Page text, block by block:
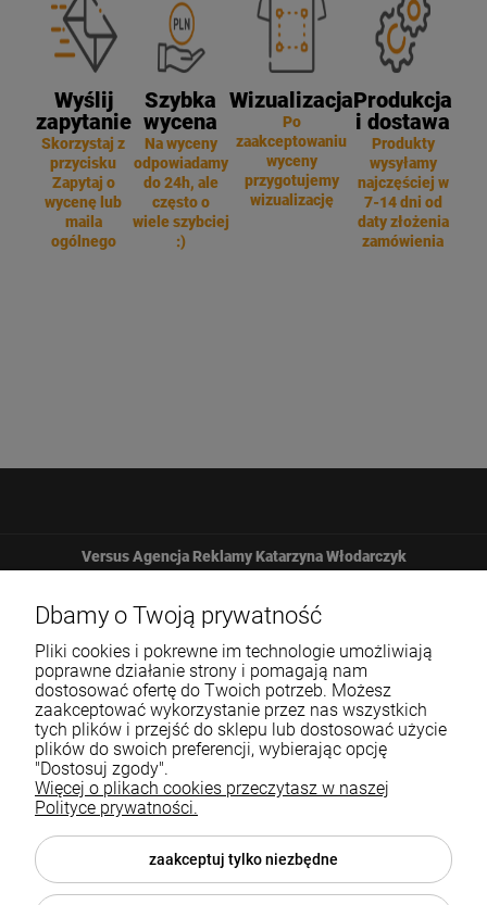
Wyślij
zapytanie
Skorzystaj z
przycisku
Zapytaj o
wycenę lub
maila
ogólnego
Szybka
wycena
Na wyceny
odpowiadamy
do 24h, ale
często o
wiele szybciej
:)
Wizualizacja
Po
zaakceptowaniu
wyceny
przygotujemy
wizualizację
Produkcja
i dostawa
Produkty
wysyłamy
najczęściej w
7-14 dni od
daty złożenia
zamówienia
Versus Agencja Reklamy Katarzyna Włodarczyk
Żbicka 161
32-065 Krzeszowice
12 307 25 82
Pomoc
Blog
Dbamy o Twoją prywatność
Pliki cookies i pokrewne im technologie umożliwiają
poprawne działanie strony i pomagają nam
dostosować ofertę do Twoich potrzeb. Możesz
zaakceptować wykorzystanie przez nas wszystkich
tych plików i przejść do sklepu lub dostosować użycie
plików do swoich preferencji, wybierając opcję
"Dostosuj zgody".
Więcej o plikach cookies przeczytasz w naszej
Polityce prywatności.
zaakceptuj tylko niezbędne